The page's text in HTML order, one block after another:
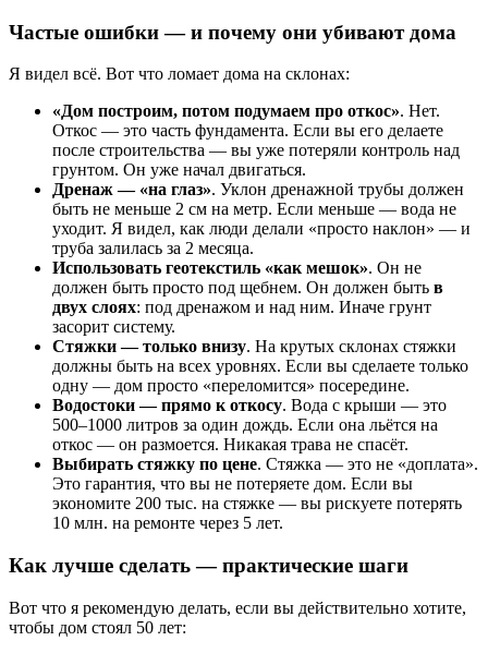
Частые ошибки — и почему они убивают дома
Я видел всё. Вот что ломает дома на склонах:
«Дом построим, потом подумаем про откос». Нет.
Откос — это часть фундамента. Если вы его делаете
после строительства — вы уже потеряли контроль над
грунтом. Он уже начал двигаться.
Дренаж — «на глаз». Уклон дренажной трубы должен
быть не меньше 2 см на метр. Если меньше — вода не
уходит. Я видел, как люди делали «просто наклон» — и
труба залилась за 2 месяца.
Использовать геотекстиль «как мешок». Он не
должен быть просто под щебнем. Он должен быть в
двух слоях: под дренажом и над ним. Иначе грунт
засорит систему.
Стяжки — только внизу. На крутых склонах стяжки
должны быть на всех уровнях. Если вы сделаете только
одну — дом просто «переломится» посередине.
Водостоки — прямо к откосу. Вода с крыши — это
500–1000 литров за один дождь. Если она льётся на
откос — он размоется. Никакая трава не спасёт.
Выбирать стяжку по цене. Стяжка — это не «доплата».
Это гарантия, что вы не потеряете дом. Если вы
экономите 200 тыс. на стяжке — вы рискуете потерять
10 млн. на ремонте через 5 лет.
Как лучше сделать — практические шаги
Вот что я рекомендую делать, если вы действительно хотите,
чтобы дом стоял 50 лет: